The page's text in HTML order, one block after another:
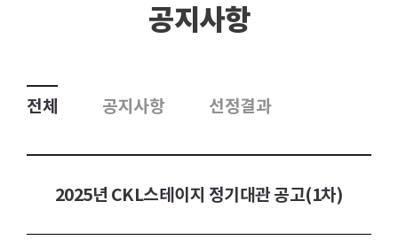
공지사항
전체 공지사항 선정결과
2025년 CKL스테이지 정기대관 공고(1차)